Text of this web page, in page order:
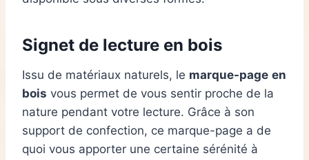
Signet de lecture en bois
Issu de matériaux naturels, le marque-page en
bois vous permet de vous sentir proche de la
nature pendant votre lecture. Grâce à son
support de confection, ce marque-page a de
quoi vous apporter une certaine sérénité à